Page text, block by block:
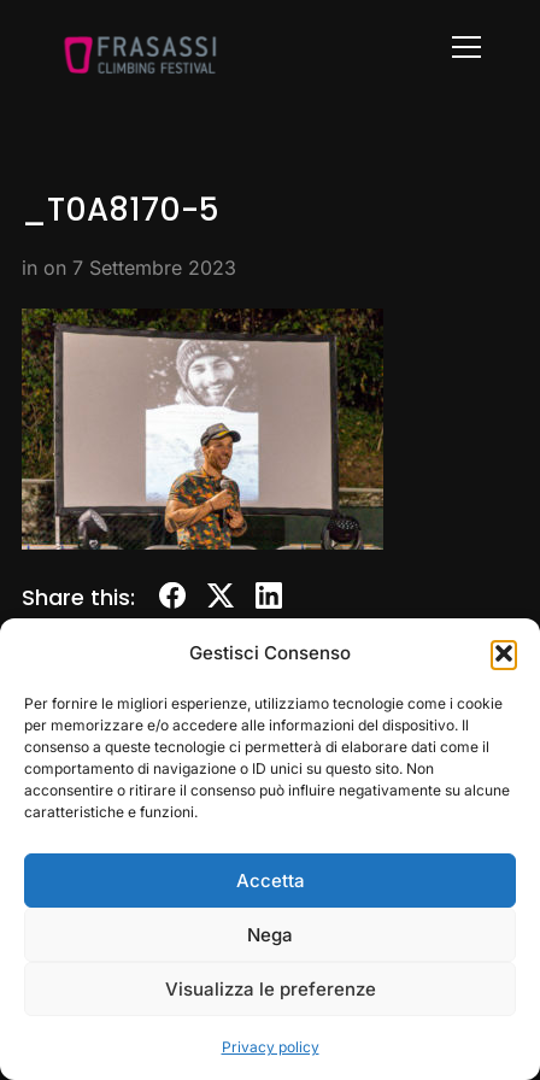
Gestisci Consenso
Per fornire le migliori esperienze, utilizziamo tecnologie come i cookie
per memorizzare e/o accedere alle informazioni del dispositivo. Il
consenso a queste tecnologie ci permetterà di elaborare dati come il
comportamento di navigazione o ID unici su questo sito. Non
acconsentire o ritirare il consenso può influire negativamente su alcune
caratteristiche e funzioni.
Accetta
Nega
Visualizza le preferenze
Privacy policy
Info
_T0A8170-5
in on 7 Settembre 2023
Share this:
Copyright © 2026 — Frasassi Climbing Festival. All
Rights Reserved